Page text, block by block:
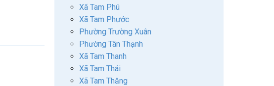
Xã Tam Phú
Xã Tam Phước
Phường Trường Xuân
Phường Tân Thạnh
Xã Tam Thanh
Xã Tam Thái
Xã Tam Thăng